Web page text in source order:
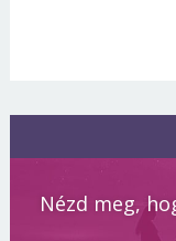
Nézd meg,